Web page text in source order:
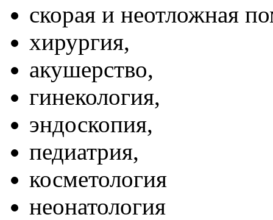
скорая и неотложная
хирургия,
акушерство,
гинекология,
эндоскопия,
педиатрия,
косметология
неонатология